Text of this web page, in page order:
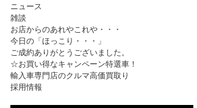
ニュース
雑談
お店からのあれやこれや・・・
今日の「ほっこり・・・」
ご成約ありがとうございました。
☆お買い得なキャンペーン特選車！
輸入車専門店のクルマ高価買取り
採用情報